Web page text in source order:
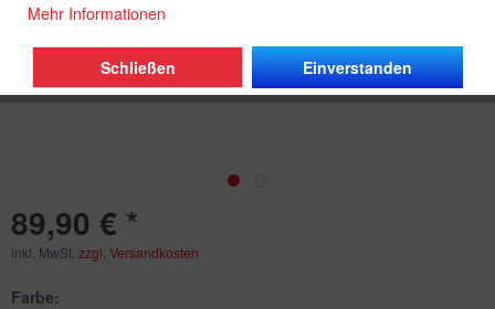
89,90 € *
inkl. MwSt. zzgl. Versandkosten
Farbe:
Mehr Informationen
Einverstanden
Schließen